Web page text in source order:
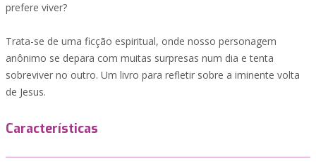
prefere viver?
Trata-se de uma ficção espiritual, onde nosso personagem
anônimo se depara com muitas surpresas num dia e tenta
sobreviver no outro. Um livro para refletir sobre a iminente volta
de Jesus.
Características